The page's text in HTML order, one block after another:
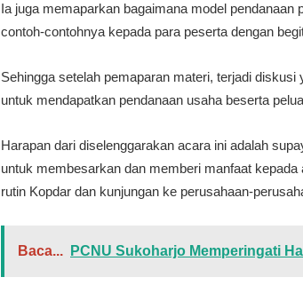
Ia juga memaparkan bagaimana model
contoh-contohnya kepada para peserta dengan
Sehingga setelah pemaparan materi, terjadi
untuk mendapatkan pendanaan usaha beserta
Harapan dari diselenggarakan acara ini adalah
untuk membesarkan dan memberi manfaat
rutin Kopdar dan kunjungan ke perusahaan-
Baca... PCNU Sukoharjo Memperingati